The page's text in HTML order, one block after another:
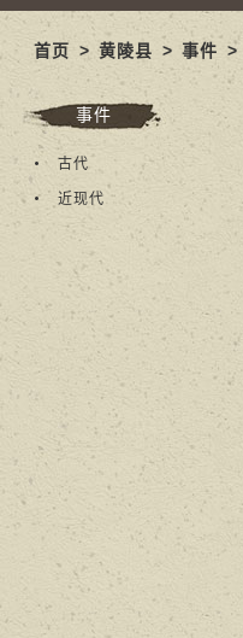
首页 >黄陵县 > 事件 >
事件
古代
近现代